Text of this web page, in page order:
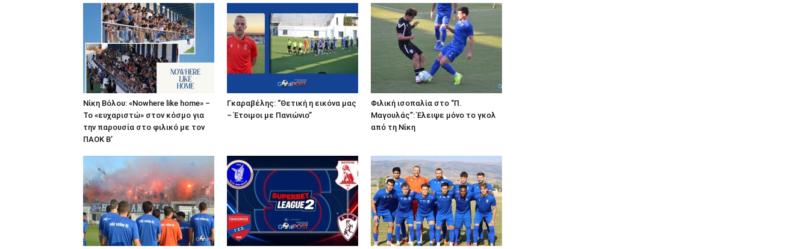
Νίκη Βόλου: «Nowhere like home» –
Το «ευχαριστώ» στον κόσμο για
την παρουσία στο φιλικό με τον
ΠΑΟΚ Β’
Γκαραβέλης: “Θετική η εικόνα μας
– Έτοιμοι με Πανιώνιο”
Φιλική ισοπαλία στο “Π.
Μαγουλάς”: Έλειψε μόνο το γκολ
από τη Νίκη